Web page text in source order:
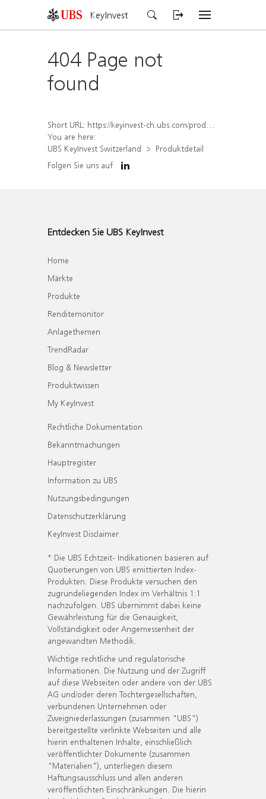
KeyInvest
404 Page not
found
Short URL: https://keyinvest-ch.ubs.com/produkt/detail/index/isin/CH1570490792
You are here:
UBS KeyInvest Switzerland
Produktdetail
Folgen Sie uns auf
Entdecken Sie UBS KeyInvest
Home
Märkte
Produkte
Renditemonitor
Anlagethemen
TrendRadar
Blog & Newsletter
Produktwissen
My KeyInvest
Rechtliche Dokumentation
Bekanntmachungen
Hauptregister
Information zu UBS
Nutzungsbedingungen
Datenschutzerklärung
KeyInvest Disclaimer
* Die UBS Echtzeit- Indikationen basieren auf
Quotierungen von UBS emittierten Index-
Produkten. Diese Produkte versuchen den
zugrundeliegenden Index im Verhältnis 1:1
nachzufolgen. UBS übernimmt dabei keine
Gewährleistung für die Genauigkeit,
Vollständigkeit oder Angemessenheit der
angewandten Methodik.
Wichtige rechtliche und regulatorische
Informationen. Die Nutzung und der Zugriff
auf diese Webseiten oder andere von der UBS
AG und/oder deren Tochtergesellschaften,
verbundenen Unternehmen oder
Zweigniederlassungen (zusammen "UBS")
bereitgestellte verlinkte Webseiten und alle
hierin enthaltenen Inhalte, einschließlich
veröffentlichter Dokumente (zusammen
"Materialien"), unterliegen diesem
Haftungsausschluss und allen anderen
veröffentlichten Einschränkungen. Die hierin